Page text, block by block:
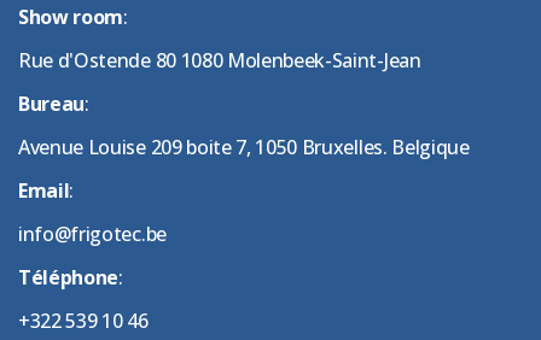
Show room:
Rue d'Ostende 80 1080 Molenbeek-Saint-Jean
Bureau:
Avenue Louise 209 boite 7, 1050 Bruxelles. Belgique
Email:
info@frigotec.be
Téléphone:
+322 539 10 46